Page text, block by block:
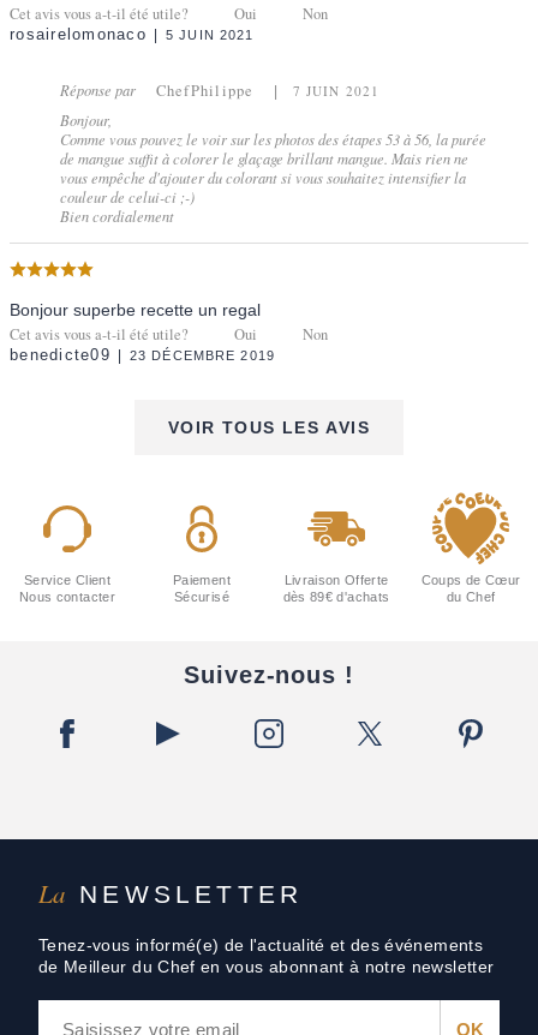
Cet avis vous a-t-il été utile? Oui Non
rosairelomonaco 5 JUIN 2021
Réponse par ChefPhilippe 7 JUIN 2021
Bonjour,
Comme vous pouvez le voir sur les photos des étapes 53 à 56, la purée
de mangue suffit à colorer le glaçage brillant mangue. Mais rien ne
vous empêche d'ajouter du colorant si vous souhaitez intensifier la
couleur de celui-ci ;-)
Bien cordialement
Bonjour superbe recette un regal
Cet avis vous a-t-il été utile? Oui Non
benedicte09 23 DÉCEMBRE 2019
VOIR TOUS LES AVIS
La NEWSLETTER
Tenez-vous informé(e) de l'actualité et des événements
de Meilleur du Chef en vous abonnant à notre newsletter
Service Client
Nous contacter
Paiement
Sécurisé
Livraison Offerte
dès 89€ d'achats
Coups de Cœur
du Chef
Suivez-nous !